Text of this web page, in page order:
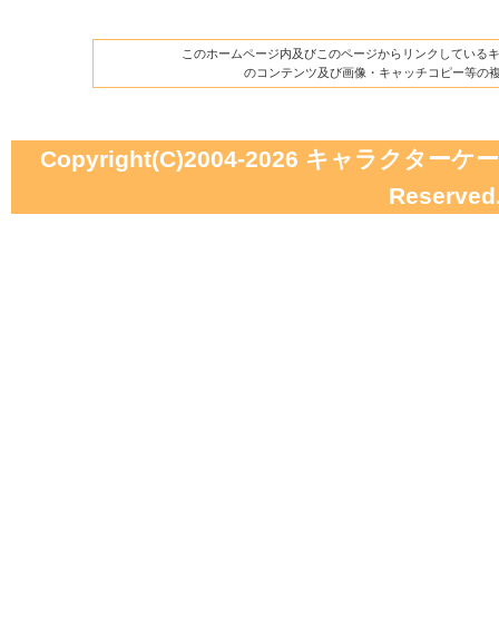
このホームページ内及びこのページからリンクしている
のコンテンツ及び画像・キャッチコピー等の
Copyright(C)2004-2026 キャラクターケ